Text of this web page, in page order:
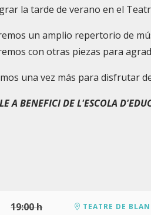
la tarde de verano en el
un amplio repertorio de
con otras piezas para
una vez más para disfrutar
A BENEFICI DE L'ESCOLA
19:00 h TEATRE DE